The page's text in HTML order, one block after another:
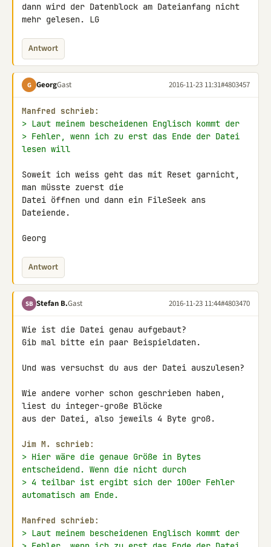
dann wird der Datenblock am Dateianfang nicht
mehr gelesen. LG
Antwort
G GeorgGast 2016-11-23 11:31#4803457
Manfred schrieb:
> Laut meinem bescheidenen Englisch kommt der
> Fehler, wenn ich zu erst das Ende der Datei
lesen will
Soweit ich weiss geht das mit Reset garnicht,
man müsste zuerst die
Datei öffnen und dann ein FileSeek ans
Dateiende.
Georg
Antwort
SB Stefan B.Gast 2016-11-23 11:44#4803470
Wie ist die Datei genau aufgebaut?
Gib mal bitte ein paar Beispieldaten.
Und was versuchst du aus der Datei auszulesen?
Wie andere vorher schon geschrieben haben,
liest du integer-große Blöcke
aus der Datei, also jeweils 4 Byte groß.
Jim M. schrieb:
> Hier wäre die genaue Größe in Bytes
entscheidend. Wenn die nicht durch
> 4 teilbar ist ergibt sich der 100er Fehler
automatisch am Ende.
Manfred schrieb:
> Laut meinem bescheidenen Englisch kommt der